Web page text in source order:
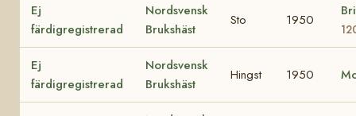
Ej
färdigregistrerad
Nordsvensk
Brukshäst
Sto 1950
Ej
färdigregistrerad
Nordsvensk
Brukshäst
Hingst 1950